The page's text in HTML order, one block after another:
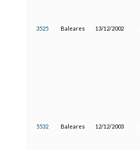
3525 Baleares 13/12/2002
5532 Baleares 12/12/2003